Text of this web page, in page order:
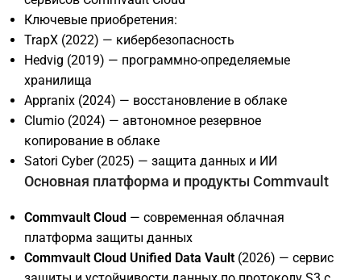
Ключевые приобретения:
TrapX (2022) — кибербезопасность
Hedvig (2019) — программно-определяемые
хранилища
Appranix (2024) — восстановление в облаке
Clumio (2024) — автономное резервное
копирование в облаке
Satori Cyber (2025) — защита данных и ИИ
Основная платформа и продукты Commvault
Commvault Cloud — современная облачная
платформа защиты данных
Commvault Cloud Unified Data Vault (2026) — сервис